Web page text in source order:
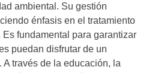
ambiental. Su gestión
énfasis en el tratamiento
fundamental para garantizar
puedan disfrutar de un
través de la educación, la